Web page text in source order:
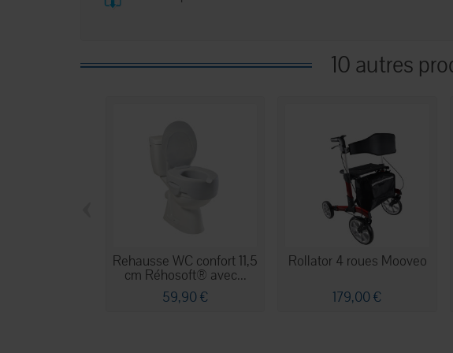
10 autres
Rehausse WC confort 11,5
cm Réhosoft® avec...
59,90 €
Rollator 4 roues Mooveo
179,00 €